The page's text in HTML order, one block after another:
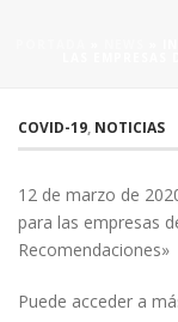
COVID-19, NOTICIAS
12 de marzo de
para las empresas
Recomendaciones»
Puede acceder a